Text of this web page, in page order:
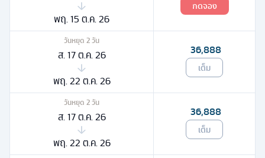
พฤ. 15 ต.ค. 26
กดจอง
วันหยุด 2วัน
ส. 17 ต.ค. 26
พฤ. 22 ต.ค. 26
36,888
เต็ม
วันหยุด 2วัน
ส. 17 ต.ค. 26
พฤ. 22 ต.ค. 26
36,888
เต็ม